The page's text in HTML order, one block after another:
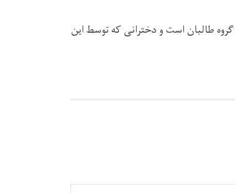
طالبان است و دخترانی که توسط این